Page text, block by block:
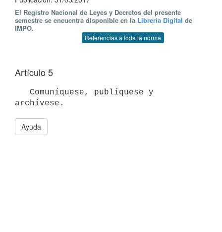
El Registro Nacional de Leyes y Decretos del presente
semestre se encuentra disponible en la Librería Digital de
IMPO.
Referencias a toda la norma
Artículo 5
Ayuda